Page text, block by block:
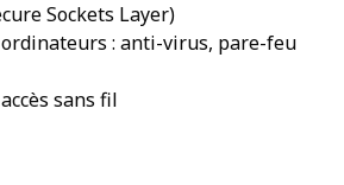
Sockets Layer)
: anti-virus, pare-feu
sans fil